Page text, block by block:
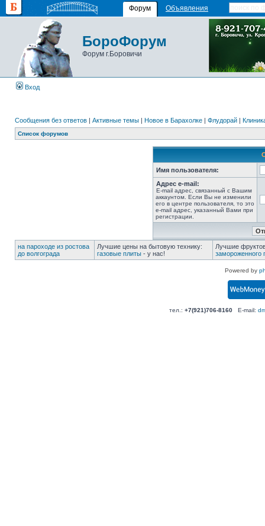
Форум Объявления
БороФорум
Форум г.Боровичи
Вход
Сообщения без ответов | Активные темы | Новое в Барахолке | Флудорай |
Список форумов
Имя пользователя:
Адрес e-mail:
E-mail адрес, связанный с Вашим
аккаунтом. Если Вы не изменили
его в центре пользователя, то это
e-mail адрес, указанный Вами при
регистрации.
на пароходе из ростова
до волгограда
Лучшие цены на бытовую технику:
газовые плиты - у нас!
Лучшие
замороженного
Powered by
тел.: +7(921)706-8160E-mail: